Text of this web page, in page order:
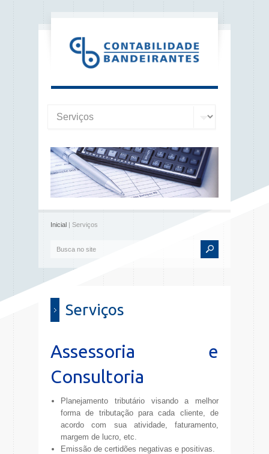
Inicial | Serviços
Serviços
Assessoria e
Consultoria
Planejamento tributário visando a melhor
forma de tributação para cada cliente, de
acordo com sua atividade, faturamento,
margem de lucro, etc.
Emissão de certidões negativas e positivas.